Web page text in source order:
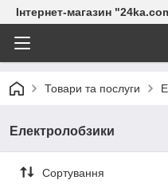
Інтернет-магазин
Товари та послуги
Електролобзики
Сортування